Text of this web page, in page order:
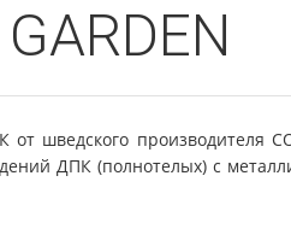
шведского производителя
ДПК (полнотелых) с